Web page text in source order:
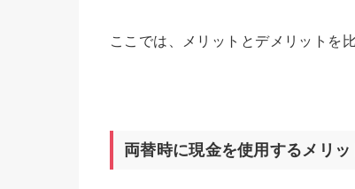
ここでは、メリットとデメリットを
両替時に現金を使用するメリッ